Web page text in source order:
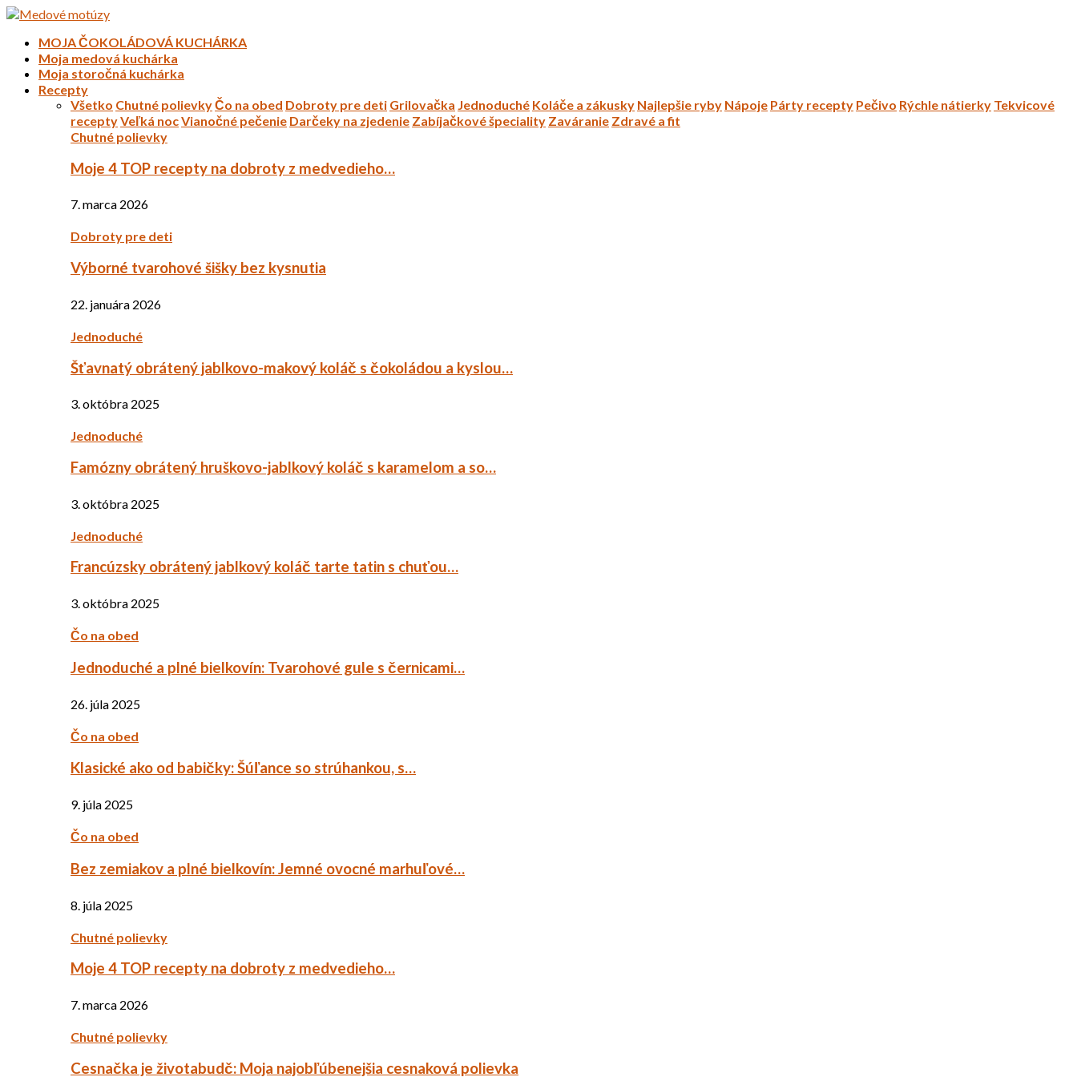
MOJA ČOKOLÁDOVÁ KUCHÁRKA
Moja medová kuchárka
Moja storočná kuchárka
Recepty
Všetko Chutné polievkyČo na obed Dobroty pre deti Grilovačka Jednoduché Koláče a zákusky Najlepšie ryby Nápoje Párty recepty Pečivo Rýchle nátierky Tekvicové
receptyVeľká nocVianočné pečenie Darčeky na zjedenie Zabíjačkové špeciality Zaváranie Zdravé a fit
Chutné polievky
Moje 4 TOP recepty na dobroty z medvedieho…
7. marca 2026
Dobroty pre deti
Výborné tvarohové šišky bez kysnutia
22. januára 2026
Jednoduché
Šťavnatý obrátený jablkovo-makový koláč s čokoládou a kyslou…
3. októbra 2025
Jednoduché
Famózny obrátený hruškovo-jablkový koláč s karamelom a so…
3. októbra 2025
Jednoduché
Francúzsky obrátený jablkový koláč tarte tatin s chuťou…
3. októbra 2025
Čo na obed
Jednoduché a plné bielkovín: Tvarohové gule s černicami…
26. júla 2025
Čo na obed
Klasické ako od babičky: Šúľance so strúhankou, s…
9. júla 2025
Čo na obed
Bez zemiakov a plné bielkovín: Jemné ovocné marhuľové…
8. júla 2025
Chutné polievky
Moje 4 TOP recepty na dobroty z medvedieho…
7. marca 2026
Chutné polievky
Cesnačka je životabudč: Moja najobľúbenejšia cesnaková polievka